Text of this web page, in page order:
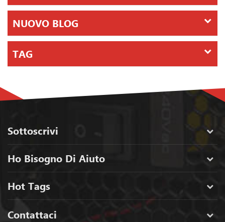
NUOVO BLOG
TAG
Sottoscrivi
Ho Bisogno Di Aiuto
Hot Tags
Contattaci